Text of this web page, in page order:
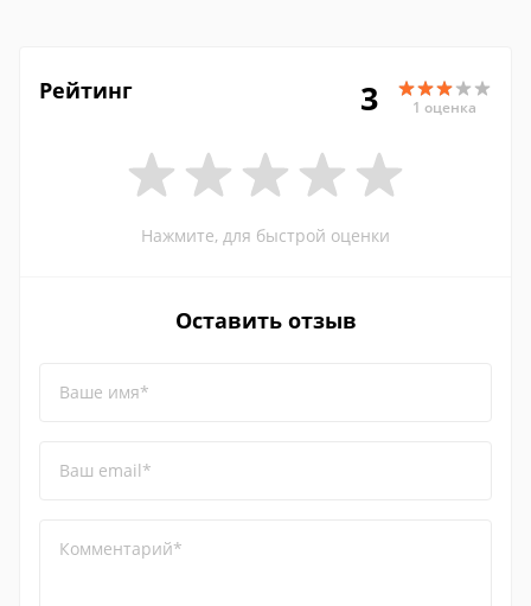
Рейтинг 3 1 оценка
Нажмите, для быстрой оценки
Оставить отзыв
Ваше имя*
Ваш email*
Комментарий*